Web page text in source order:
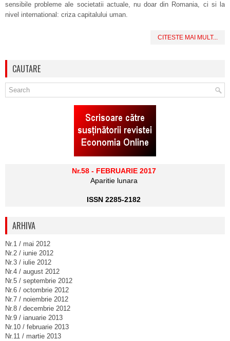
sensibile probleme ale societatii actuale, nu doar din Romania, ci si la
nivel international: criza capitalului uman.
CITESTE MAI MULT...
CAUTARE
Nr.58 - FEBRUARIE 2017
Aparitie lunara
ISSN 2285-2182
ARHIVA
Nr.1 / mai 2012
Nr.2 / iunie 2012
Nr.3 / iulie 2012
Nr.4 / august 2012
Nr.5 / septembrie 2012
Nr.6 / octombrie 2012
Nr.7 / noiembrie 2012
Nr.8 / decembrie 2012
Nr.9 / ianuarie 2013
Nr.10 / februarie 2013
Nr.11 / martie 2013